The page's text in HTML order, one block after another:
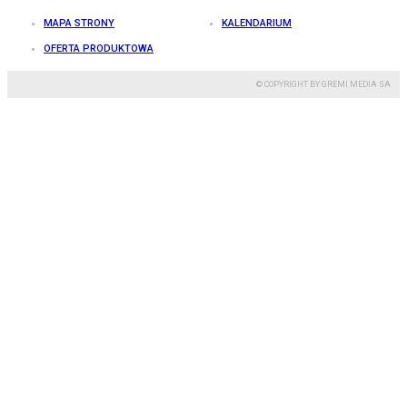
MAPA STRONY KALENDARIUM
OFERTA PRODUKTOWA
© COPYRIGHT BY GREMI MEDIA SA